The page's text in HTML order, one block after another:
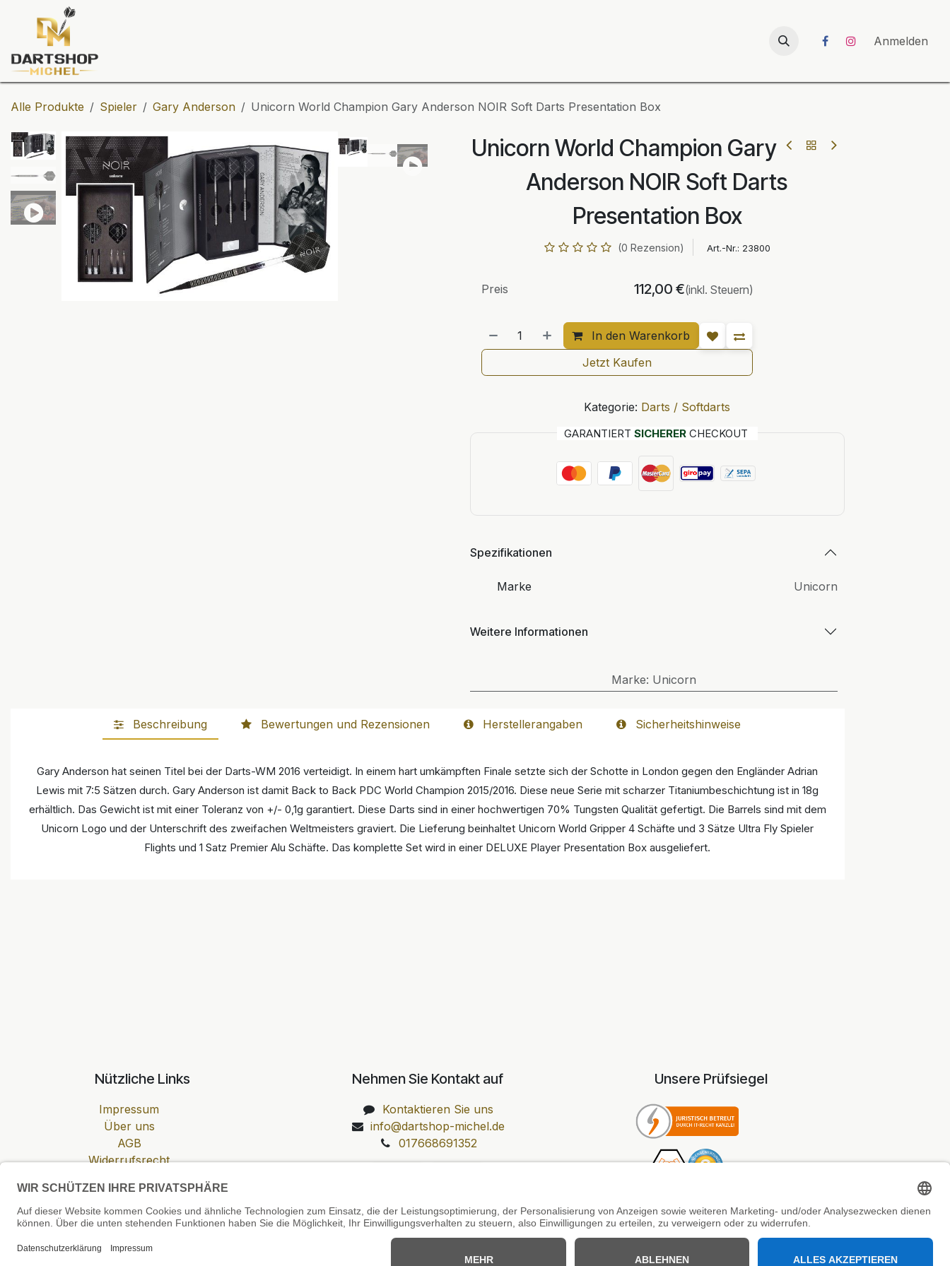
Zum Inhalt springen
UNICORN-Launch 2026 Anmelden
Alle Produkte Spieler Gary Anderson Unicorn World Champion Gary Anderson NOIR Soft Darts Presentation Box
Unicorn World Champion Gary
Anderson NOIR Soft Darts
Presentation Box
(0 Rezension) Art.-Nr.: 23800
In den Warenkorb
Preis 112,00 €(inkl. Steuern)
Jetzt Kaufen
Kategorie: Darts / Softdarts
GARANTIERT SICHERERCHECKOUT
Spezifikationen
Marke Unicorn
Weitere Informationen
Marke: Unicorn
Beschreibung Bewertungen und Rezensionen Herstellerangaben Sicherheitshinweise
Gary Anderson hat seinen Titel bei der Darts-WM 2016 verteidigt. In einem hart umkämpften Finale setzte sich der Schotte in London gegen den Engländer Adrian
Lewis mit 7:5 Sätzen durch. Gary Anderson ist damit Back to Back PDC World Champion 2015/2016. Diese neue Serie mit scharzer Titaniumbeschichtung ist in 18g
erhältlich. Das Gewicht ist mit einer Toleranz von +/- 0,1g garantiert. Diese Darts sind in einer hochwertigen 70% Tungsten Qualität gefertigt. Die Barrels sind mit dem
Unicorn Logo und der Unterschrift des zweifachen Weltmeisters graviert. Die Lieferung beinhaltet Unicorn World Gripper 4 Schäfte und 3 Sätze Ultra Fly Spieler
Flights und 1 Satz Premier Alu Schäfte. Das komplette Set wird in einer DELUXE Player Presentation Box ausgeliefert.
Nützliche Links
Impressum
Über uns
AGB
Widerrufsrecht
Zahlung & Versand
Cookie-Einstellungen
Nehmen Sie Kontakt auf
Kontaktieren Sie uns
info@dartshop-michel.de
017668691352
Unsere Prüfsiegel